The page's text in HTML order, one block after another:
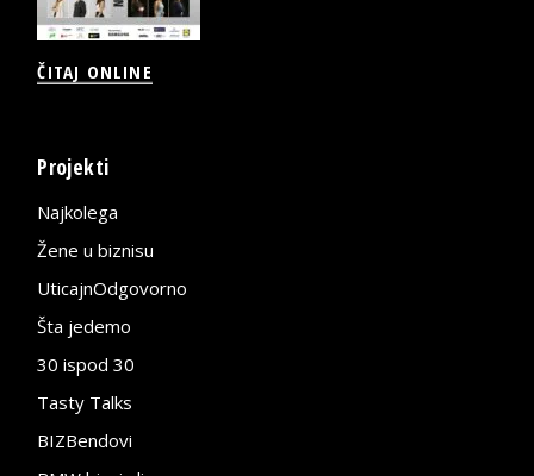
ČITAJ ONLINE
Projekti
Najkolega
Žene u biznisu
UticajnOdgovorno
Šta jedemo
30 ispod 30
Tasty Talks
BIZBendovi